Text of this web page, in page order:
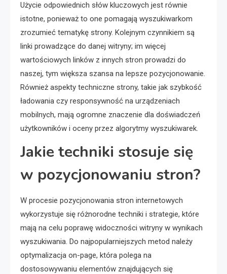
Użycie odpowiednich słów kluczowych jest równie
istotne, ponieważ to one pomagają wyszukiwarkom
zrozumieć tematykę strony. Kolejnym czynnikiem są
linki prowadzące do danej witryny; im więcej
wartościowych linków z innych stron prowadzi do
naszej, tym większa szansa na lepsze pozycjonowanie.
Również aspekty techniczne strony, takie jak szybkość
ładowania czy responsywność na urządzeniach
mobilnych, mają ogromne znaczenie dla doświadczeń
użytkowników i oceny przez algorytmy wyszukiwarek.
Jakie techniki stosuje się
w pozycjonowaniu stron?
W procesie pozycjonowania stron internetowych
wykorzystuje się różnorodne techniki i strategie, które
mają na celu poprawę widoczności witryny w wynikach
wyszukiwania. Do najpopularniejszych metod należy
optymalizacja on-page, która polega na
dostosowywaniu elementów znajdujących się